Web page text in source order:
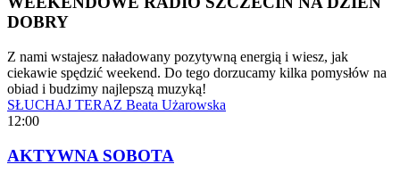
DOBRY
Z nami wstajesz naładowany pozytywną energią i wiesz, jak
ciekawie spędzić weekend. Do tego dorzucamy kilka pomysłów na
obiad i budzimy najlepszą muzyką!
SŁUCHAJ TERAZ Beata Użarowska
12:00
AKTYWNA SOBOTA